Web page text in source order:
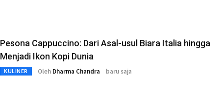
Pesona Cappuccino: Dari Asal-usul Biara Italia hingga
Menjadi Ikon Kopi Dunia
KULINER Oleh Dharma Chandra baru saja